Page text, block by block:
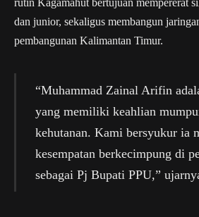
rutin Kagamahut bertujuan mempererat
dan junior, sekaligus membangun
pembangunan Kalimantan Timur.
“Muhammad Zainal Arifin
yang memiliki keahlian
kehutanan. Kami bersyukur ia
kesempatan berkecimpung di
sebagai Pj Bupati PPU,”